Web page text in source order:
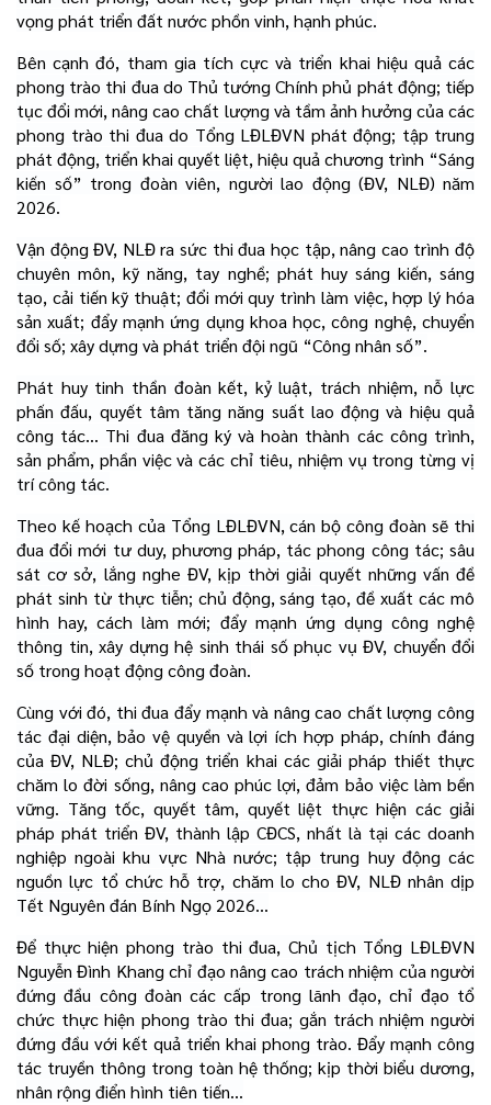
vọng phát triển đất nước phồn vinh, hạnh phúc.
Bên cạnh đó, tham gia tích cực và triển khai hiệu quả các
phong trào thi đua do Thủ tướng Chính phủ phát động; tiếp
tục đổi mới, nâng cao chất lượng và tầm ảnh hưởng của các
phong trào thi đua do Tổng LĐLĐVN phát động; tập trung
phát động, triển khai quyết liệt, hiệu quả chương trình “Sáng
kiến số” trong đoàn viên, người lao động (ĐV, NLĐ) năm
2026.
Vận động ĐV, NLĐ ra sức thi đua học tập, nâng cao trình độ
chuyên môn, kỹ năng, tay nghề; phát huy sáng kiến, sáng
tạo, cải tiến kỹ thuật; đổi mới quy trình làm việc, hợp lý hóa
sản xuất; đẩy mạnh ứng dụng khoa học, công nghệ, chuyển
đổi số; xây dựng và phát triển đội ngũ “Công nhân số”.
Phát huy tinh thần đoàn kết, kỷ luật, trách nhiệm, nỗ lực
phấn đấu, quyết tâm tăng năng suất lao động và hiệu quả
công tác... Thi đua đăng ký và hoàn thành các công trình,
sản phẩm, phần việc và các chỉ tiêu, nhiệm vụ trong từng vị
trí công tác.
Theo kế hoạch của Tổng LĐLĐVN, cán bộ công đoàn sẽ thi
đua đổi mới tư duy, phương pháp, tác phong công tác; sâu
sát cơ sở, lắng nghe ĐV, kịp thời giải quyết những vấn đề
phát sinh từ thực tiễn; chủ động, sáng tạo, đề xuất các mô
hình hay, cách làm mới; đẩy mạnh ứng dụng công nghệ
thông tin, xây dựng hệ sinh thái số phục vụ ĐV, chuyển đổi
số trong hoạt động công đoàn.
Cùng với đó, thi đua đẩy mạnh và nâng cao chất lượng công
tác đại diện, bảo vệ quyền và lợi ích hợp pháp, chính đáng
của ĐV, NLĐ; chủ động triển khai các giải pháp thiết thực
chăm lo đời sống, nâng cao phúc lợi, đảm bảo việc làm bền
vững. Tăng tốc, quyết tâm, quyết liệt thực hiện các giải
pháp phát triển ĐV, thành lập CĐCS, nhất là tại các doanh
nghiệp ngoài khu vực Nhà nước; tập trung huy động các
nguồn lực tổ chức hỗ trợ, chăm lo cho ĐV, NLĐ nhân dịp
Tết Nguyên đán Bính Ngọ 2026…
Để thực hiện phong trào thi đua, Chủ tịch Tổng LĐLĐVN
Nguyễn Đình Khang chỉ đạo nâng cao trách nhiệm của người
đứng đầu công đoàn các cấp trong lãnh đạo, chỉ đạo tổ
chức thực hiện phong trào thi đua; gắn trách nhiệm người
đứng đầu với kết quả triển khai phong trào. Đẩy mạnh công
tác truyền thông trong toàn hệ thống; kịp thời biểu dương,
nhân rộng điển hình tiên tiến...